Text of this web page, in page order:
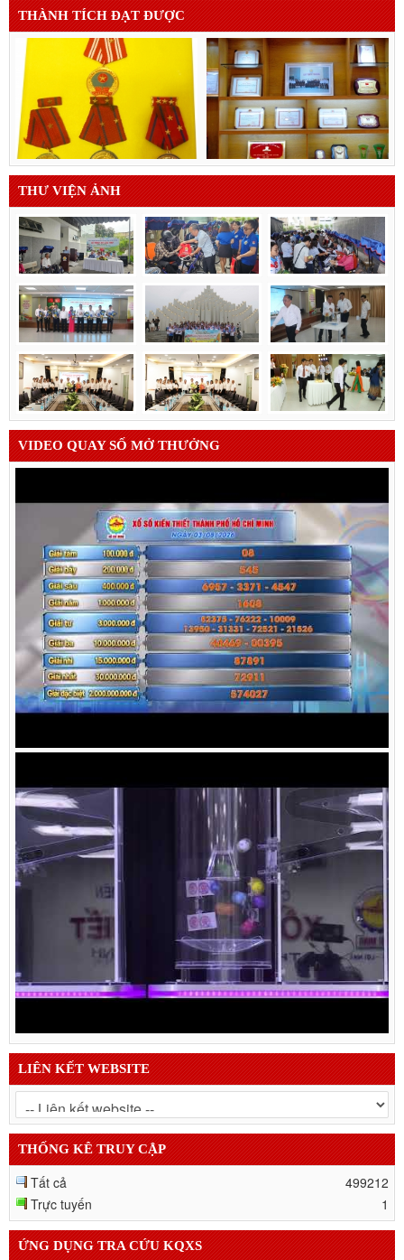
THÀNH TÍCH ĐẠT ĐƯỢC
THƯ VIỆN ẢNH
VIDEO QUAY SỐ MỞ THƯỞNG
LIÊN KẾT WEBSITE
THỐNG KÊ TRUY CẬP
Tất cả
499212
Trực tuyến
1
ỨNG DỤNG TRA CỨU KQXS